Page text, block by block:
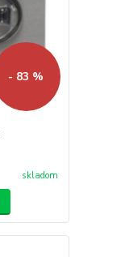
- 83 %
skladom